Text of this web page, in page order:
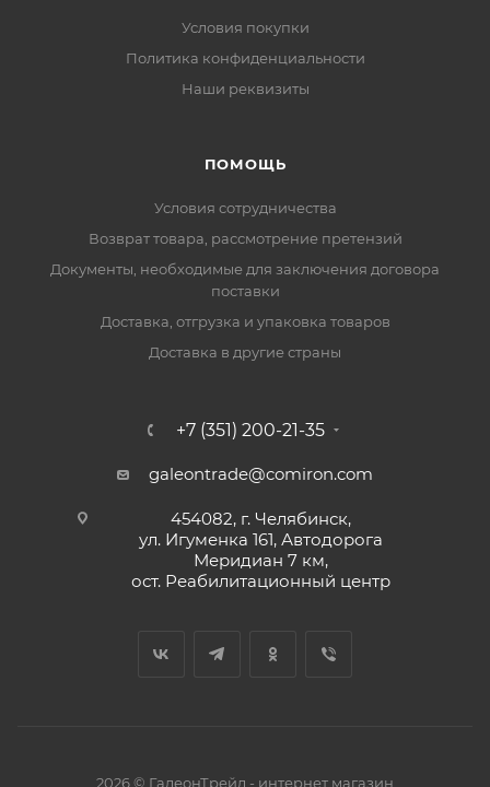
Условия покупки
Политика конфиденциальности
Наши реквизиты
ПОМОЩЬ
Условия сотрудничества
Возврат товара, рассмотрение претензий
Документы, необходимые для заключения договора
поставки
Доставка, отгрузка и упаковка товаров
Доставка в другие страны
+7 (351) 200-21-35
galeontrade@comiron.com
454082, г. Челябинск,
ул. Игуменка 161, Автодорога
Меридиан 7 км,
ост. Реабилитационный центр
2026 © ГалеонТрейд - интернет магазин